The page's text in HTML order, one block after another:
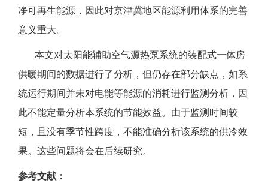
净可再生能源，因此对京津冀地区能源利用体系的完善
意义重大。
本文对太阳能辅助空气源热泵系统的装配式一体房
供暖期间的数据进行了分析，但仍存在部分缺点，如系
统运行期间并未对电能等能源的消耗进行监测分析，因
此不能定量分析本系统的节能效益。由于监测时间较
短，且没有季节性跨度，不能准确分析该系统的供冷效
果。这些问题将会在后续研究。
参考文献：